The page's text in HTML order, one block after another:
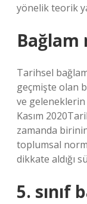
yönelik teorik
Bağlam
Tarihsel
geçmişte olan
ve geleneklerin
Kasım
zamanda
toplumsal
dikkate aldığı
5. sınıf